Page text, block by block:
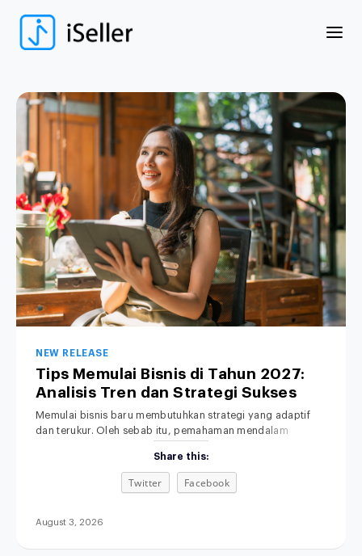
NEW RELEASE
Tips Memulai Bisnis di Tahun 2027:
Analisis Tren dan Strategi Sukses
Memulai bisnis baru membutuhkan strategi yang adaptif
dan terukur. Oleh sebab itu, pemahaman mendalam
yang sangat penting. Di era transformasi digital ini,
dinamika persaingan pasar berkembang dengan sangat
pesat. Akibatnya, metode bisnis lama yang serba manual
konsumen terhadap kecepatan dan kemudahan
Share this:
Twitter Facebook
August 3, 2026